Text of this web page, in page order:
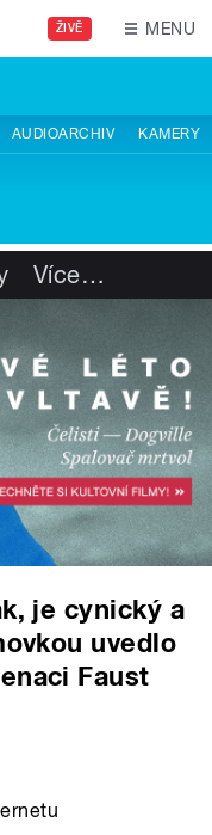
ŽIVĚ MENU
AUDIOARCHIV KAMERY
Více…
je cynický a
uvedlo
Faust